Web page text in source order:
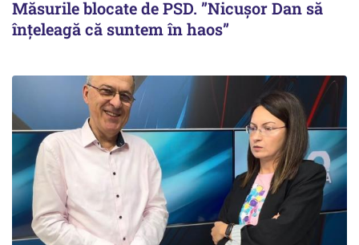
Măsurile blocate de PSD. ”Nicușor Dan să
înțeleagă că suntem în haos”